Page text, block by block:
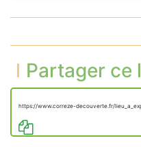
Partager ce
https://www.correze-decouverte.fr/